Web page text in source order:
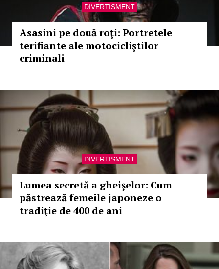
DIVERTISMENT
Asasini pe două roţi: Portretele
terifiante ale motocicliştilor
criminali
DIVERTISMENT
Lumea secretă a gheişelor: Cum
păstrează femeile japoneze o
tradiţie de 400 de ani